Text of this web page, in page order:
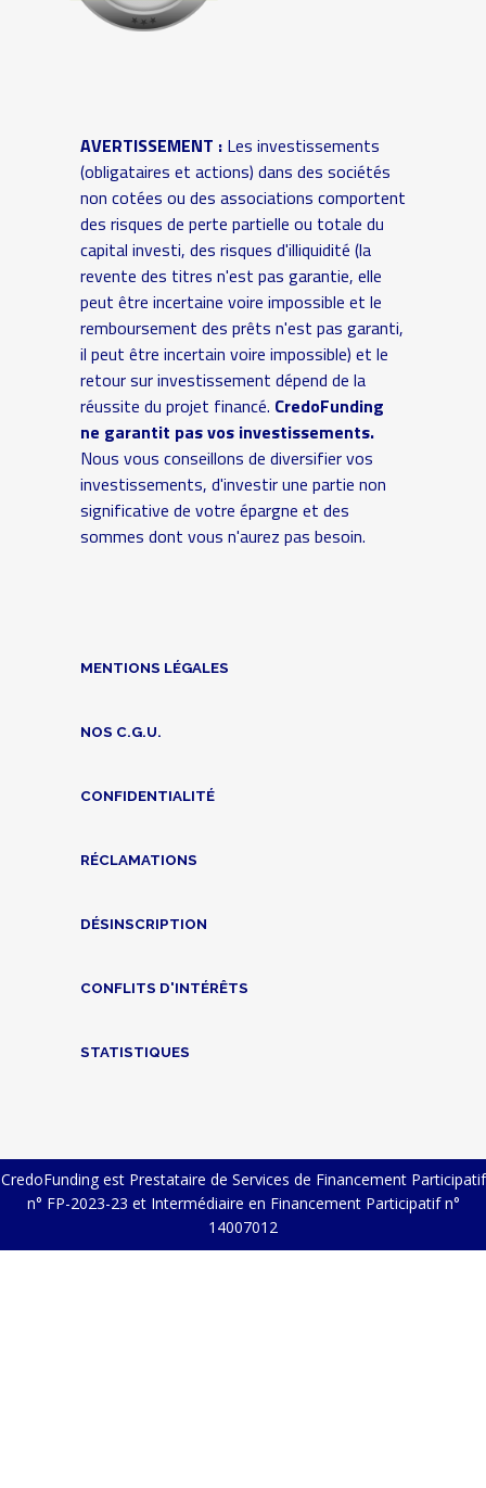
AVERTISSEMENT :Les investissements
(obligataires et actions) dans des sociétés
non cotées ou des associations comportent
des risques de perte partielle ou totale du
capital investi, des risques d'illiquidité (la
revente des titres n'est pas garantie, elle
peut être incertaine voire impossible et le
remboursement des prêts n'est pas garanti,
il peut être incertain voire impossible) et le
retour sur investissement dépend de la
réussite du projet financé. CredoFunding
ne garantit pas vos investissements.
Nous vous conseillons de diversifier vos
investissements, d'investir une partie non
significative de votre épargne et des
sommes dont vous n'aurez pas besoin.
MENTIONS LÉGALES
NOS C.G.U.
CONFIDENTIALITÉ
RÉCLAMATIONS
DÉSINSCRIPTION
CONFLITS D'INTÉRÊTS
STATISTIQUES
CredoFunding est Prestataire de Services de Financement Participatif
n° FP-2023-23 et Intermédiaire en Financement Participatif n°
14007012